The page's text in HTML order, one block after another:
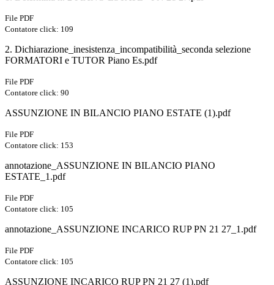
File PDF
Contatore click: 109
2. Dichiarazione_inesistenza_incompatibilità_seconda selezione
FORMATORI e TUTOR Piano Es.pdf
File PDF
Contatore click: 90
ASSUNZIONE IN BILANCIO PIANO ESTATE (1).pdf
File PDF
Contatore click: 153
annotazione_ASSUNZIONE IN BILANCIO PIANO
ESTATE_1.pdf
File PDF
Contatore click: 105
annotazione_ASSUNZIONE INCARICO RUP PN 21 27_1.pdf
File PDF
Contatore click: 105
ASSUNZIONE INCARICO RUP PN 21 27 (1).pdf